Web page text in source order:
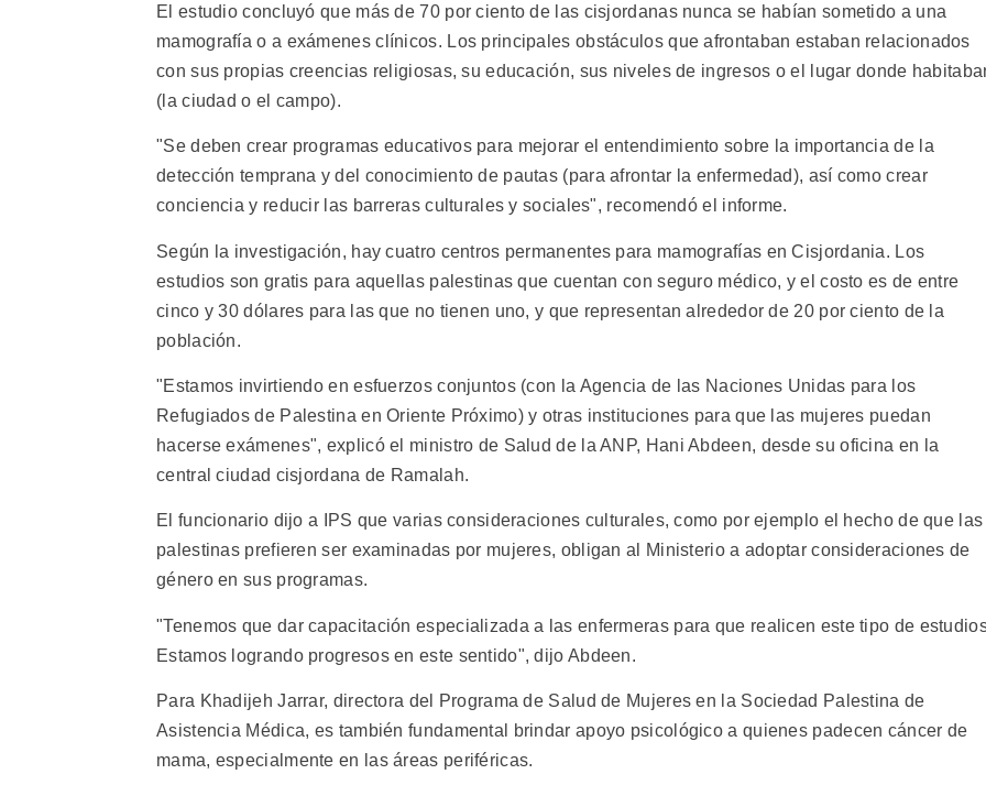
El estudio concluyó que más de 70 por ciento de las cisjordanas nunca se habían sometido a una
mamografía o a exámenes clínicos. Los principales obstáculos que afrontaban estaban relacionados
con sus propias creencias religiosas, su educación, sus niveles de ingresos o el lugar donde
(la ciudad o el campo).
"Se deben crear programas educativos para mejorar el entendimiento sobre la importancia de la
detección temprana y del conocimiento de pautas (para afrontar la enfermedad), así como crear
conciencia y reducir las barreras culturales y sociales", recomendó el informe.
Según la investigación, hay cuatro centros permanentes para mamografías en Cisjordania. Los
estudios son gratis para aquellas palestinas que cuentan con seguro médico, y el costo es de entre
cinco y 30 dólares para las que no tienen uno, y que representan alrededor de 20 por ciento de la
población.
"Estamos invirtiendo en esfuerzos conjuntos (con la Agencia de las Naciones Unidas para los
Refugiados de Palestina en Oriente Próximo) y otras instituciones para que las mujeres puedan
hacerse exámenes", explicó el ministro de Salud de la ANP, Hani Abdeen, desde su oficina en la
central ciudad cisjordana de Ramalah.
El funcionario dijo a IPS que varias consideraciones culturales, como por ejemplo el hecho de que las
palestinas prefieren ser examinadas por mujeres, obligan al Ministerio a adoptar consideraciones de
género en sus programas.
"Tenemos que dar capacitación especializada a las enfermeras para que realicen este tipo de
Estamos logrando progresos en este sentido", dijo Abdeen.
Para Khadijeh Jarrar, directora del Programa de Salud de Mujeres en la Sociedad Palestina de
Asistencia Médica, es también fundamental brindar apoyo psicológico a quienes padecen cáncer de
mama, especialmente en las áreas periféricas.